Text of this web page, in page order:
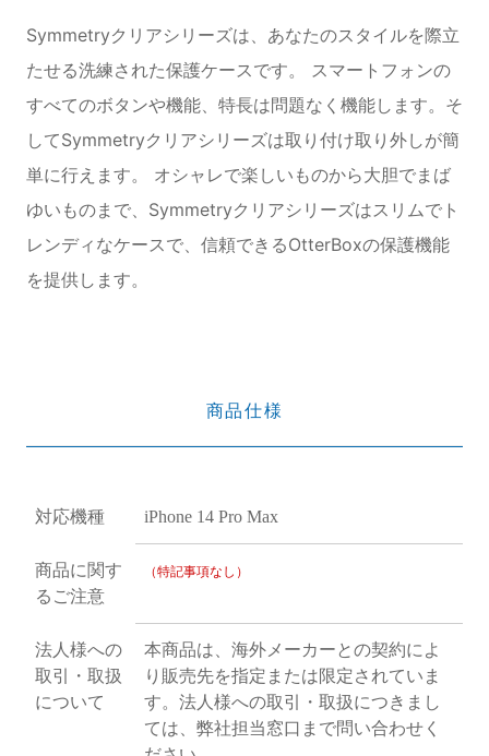
Symmetryクリアシリーズは、あなたのスタイルを際立
たせる洗練された保護ケースです。 スマートフォンの
すべてのボタンや機能、特長は問題なく機能します。そ
してSymmetryクリアシリーズは取り付け取り外しが簡
単に行えます。 オシャレで楽しいものから大胆でまば
ゆいものまで、Symmetryクリアシリーズはスリムでト
レンディなケースで、信頼できるOtterBoxの保護機能
を提供します。
商品仕様
対応機種 iPhone 14 Pro Max
商品に関す
るご注意
（特記事項なし）
法人様への
取引・取扱
について
本商品は、海外メーカーとの契約によ
り販売先を指定または限定されていま
す。法人様への取引・取扱につきまし
ては、弊社担当窓口まで問い合わせく